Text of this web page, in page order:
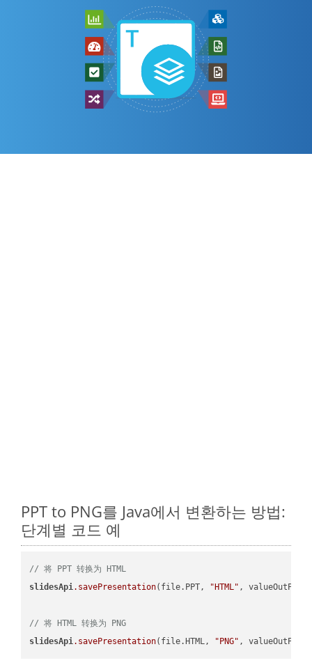
PPT to PNG를 Java에서 변환하는 방법:
단계별 코드 예
// 将 PPT 转换为 HTML
slidesApi.savePresentation(file.PPT, "HTML" ,
// 将 HTML 转换为 PNG
slidesApi.savePresentation(file.HTML, "PNG"